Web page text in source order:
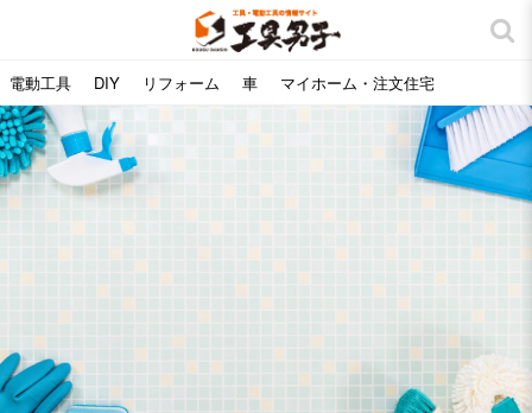
電動工具 DIY リフォーム 車 マイホーム・注文住宅